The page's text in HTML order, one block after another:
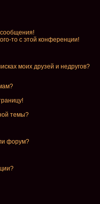
то с этой конференции!
моих друзей и недругов?
темы?
форум?